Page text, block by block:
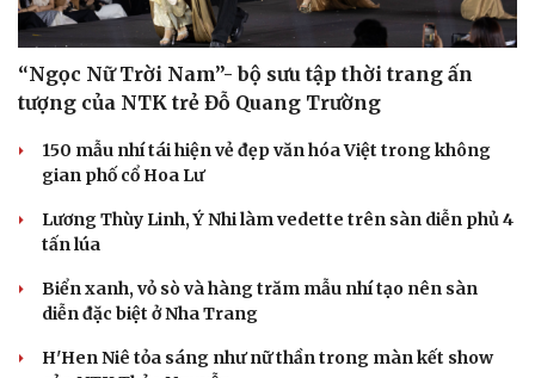
Du lịch
Săn Tour
Đọc truyện đêm khuya
“Ngọc Nữ Trời Nam”- bộ sưu tập thời trang ấn
tượng của NTK trẻ Đỗ Quang Trường
150 mẫu nhí tái hiện vẻ đẹp văn hóa Việt trong không
gian phố cổ Hoa Lư
Lương Thùy Linh, Ý Nhi làm vedette trên sàn diễn phủ 4
tấn lúa
Biển xanh, vỏ sò và hàng trăm mẫu nhí tạo nên sàn
diễn đặc biệt ở Nha Trang
H'Hen Niê tỏa sáng như nữ thần trong màn kết show